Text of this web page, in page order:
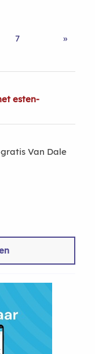
7 »
esten-
Van Dale